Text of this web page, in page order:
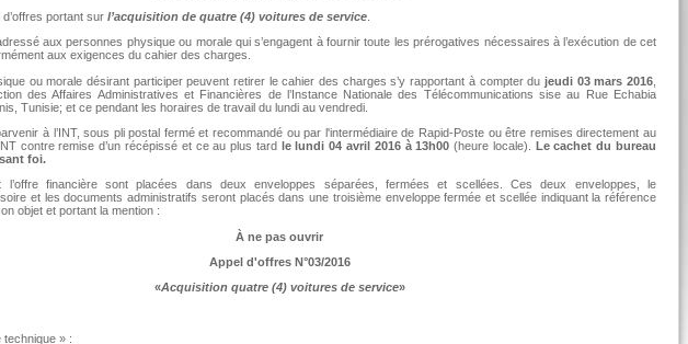
d’offres portant sur l’acquisition dequatre (4) voitures de service.
aux personnes physique ou morale qui s’engagent à fournir toute les prérogatives nécessaires à l’exécution de cet
aux exigences du cahier des charges.
ou morale désirant participer peuvent retirer le cahier des charges s’y rapportant à compter du jeudi 03 mars 2016
des Affaires Administratives et Financières de l’Instance Nationale des Télécommunications sise au Rue Echabia
Tunisie; et ce pendant les horaires de travail du lundi au vendredi.
à l’INT, sous pli postal fermé et recommandé ou par l'intermédiaire de Rapid-Poste ou être remises directement au
contre remise d’un récépissé et ce au plus tard le lundi 04 avril 2016 à 13h00 (heure locale).
Le cachet du bureau
foi.
l’offre financière sont placées dans deux enveloppes séparées, fermées et scellées. Ces deux enveloppes, le
et les documents administratifs seront placés dans une troisième enveloppe fermée et scellée indiquant la référence
objet et portant la mention :
À ne pas ouvrir
Appel d'offres N°03/2016
«Acquisition quatre (4) voitures de service»
technique » :